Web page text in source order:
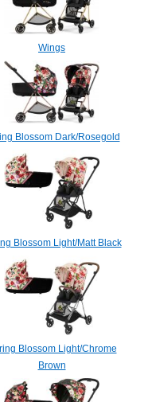
Wings
Blossom Dark/Rosegold
Blossom Light/Matt Black
Blossom Light/Chrome
Brown